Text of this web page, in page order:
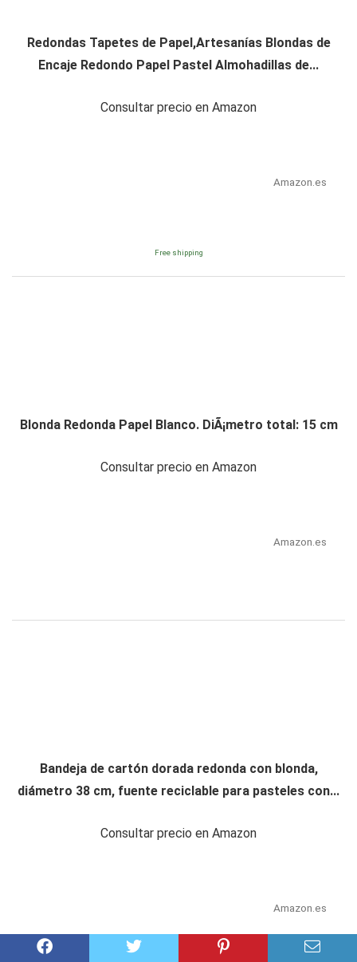
Redondas Tapetes de Papel,Artesanías Blondas de
Encaje Redondo Papel Pastel Almohadillas de...
Consultar precio en Amazon
Amazon.es
Free shipping
Blonda Redonda Papel Blanco. DiÃ¡metro total: 15 cm
Consultar precio en Amazon
Amazon.es
Bandeja de cartón dorada redonda con blonda,
diámetro 38 cm, fuente reciclable para pasteles con...
Consultar precio en Amazon
Amazon.es